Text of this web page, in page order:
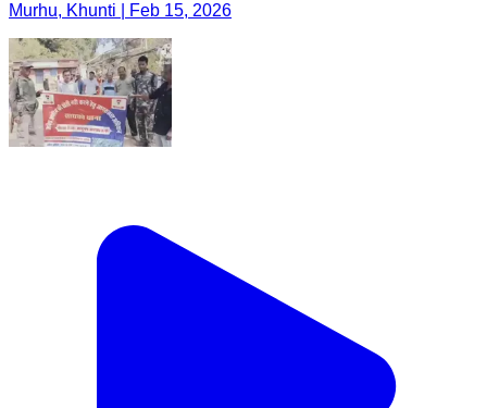
Murhu, Khunti | Feb 15, 2026